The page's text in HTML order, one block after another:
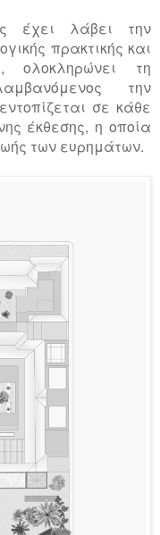
έχει λάβει την
πρακτικής και
ολοκληρώνει τη
την
σε κάθε
έκθεσης, η οποία
των ευρημάτων.